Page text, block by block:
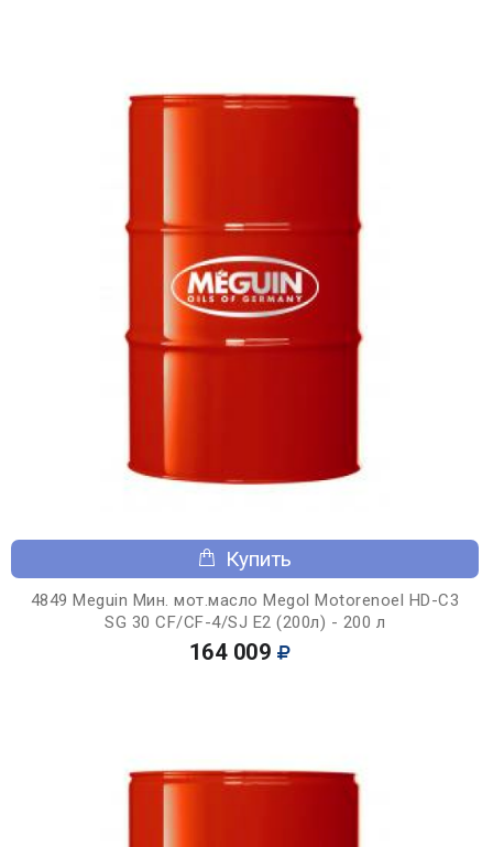
Купить
4849 Meguin Мин. мот.масло Megol Motorenoel HD-C3
SG 30 CF/CF-4/SJ E2 (200л) - 200 л
164 009